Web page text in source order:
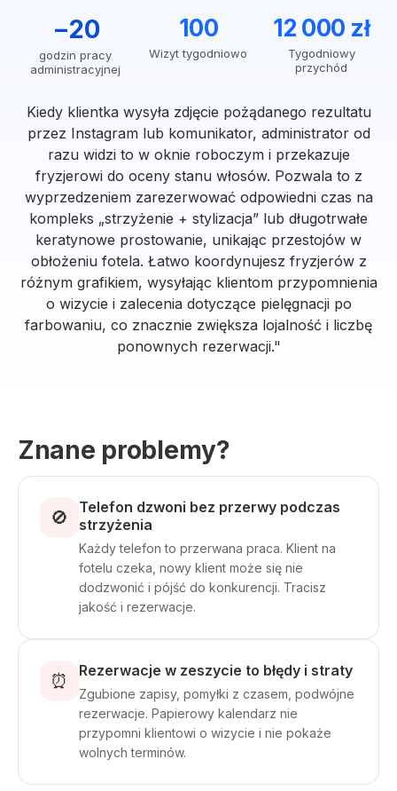
−20
godzin pracy
administracyjnej
100
Wizyt tygodniowo
12 000 zł
Tygodniowy
przychód
Kiedy klientka wysyła zdjęcie pożądanego rezultatu
przez Instagram lub komunikator, administrator od
razu widzi to w oknie roboczym i przekazuje
fryzjerowi do oceny stanu włosów. Pozwala to z
wyprzedzeniem zarezerwować odpowiedni czas na
kompleks „strzyżenie + stylizacja” lub długotrwałe
keratynowe prostowanie, unikając przestojów w
obłożeniu fotela. Łatwo koordynujesz fryzjerów z
różnym grafikiem, wysyłając klientom przypomnienia
o wizycie i zalecenia dotyczące pielęgnacji po
farbowaniu, co znacznie zwiększa lojalność i liczbę
ponownych rezerwacji."
Znane problemy?
🚫
Telefon dzwoni bez przerwy podczas
strzyżenia
Każdy telefon to przerwana praca. Klient na
fotelu czeka, nowy klient może się nie
dodzwonić i pójść do konkurencji. Tracisz
jakość i rezerwacje.
⏰ Rezerwacje w zeszycie to błędy i straty
Zgubione zapisy, pomyłki z czasem, podwójne
rezerwacje. Papierowy kalendarz nie
przypomni klientowi o wizycie i nie pokaże
wolnych terminów.